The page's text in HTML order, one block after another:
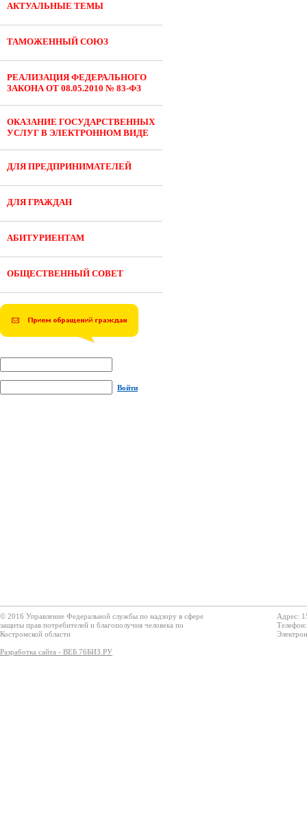
АКТУАЛЬНЫЕ ТЕМЫ
ТАМОЖЕННЫЙ СОЮЗ
РЕАЛИЗАЦИЯ ФЕДЕРАЛЬНОГО
ЗАКОНА ОТ 08.05.2010 № 83-ФЗ
ОКАЗАНИЕ ГОСУДАРСТВЕННЫХ
УСЛУГ В ЭЛЕКТРОННОМ ВИДЕ
ДЛЯ ПРЕДПРИНИМАТЕЛЕЙ
ДЛЯ ГРАЖДАН
АБИТУРИЕНТАМ
ОБЩЕСТВЕННЫЙ СОВЕТ
Войти
© 2016 Управление Федеральной службы по надзору в сфере
защиты прав потребителей и благополучия человека по
Костромской области
Разработка сайта - ВЕБ.76БИЗ.РУ
Адрес: